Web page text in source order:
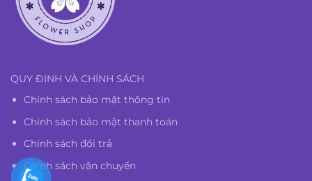
QUY ĐỊNH VÀ CHÍNH SÁCH
Chính sách bảo mật thông tin
Chính sách bảo mật thanh toán
Chính sách đổi trả
Chính sách vận chuyển